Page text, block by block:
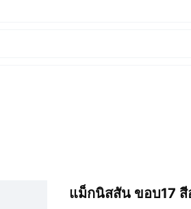
แม็กนิสสัน ขอบ17